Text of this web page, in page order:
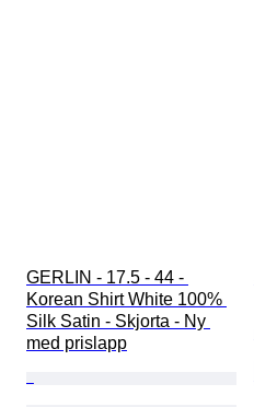
GERLIN - 17.5 - 44 -
Korean Shirt White 100%
Silk Satin - Skjorta - Ny
med prislapp